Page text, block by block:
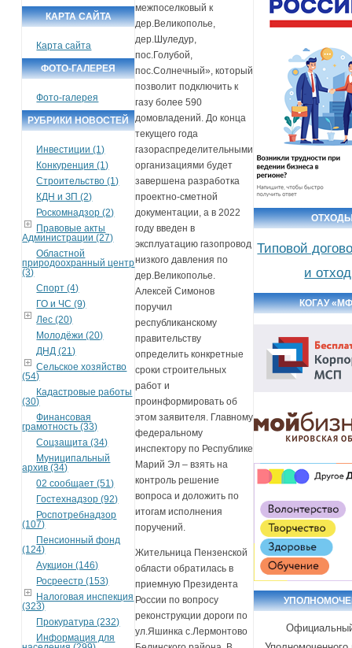
КАРТА САЙТА
Карта сайта
ФОТО-ГАЛЕРЕЯ
Фото-галерея
РУБРИКИ НОВОСТЕЙ
Инвестиции (1)
Конкуренция (1)
Строительство (1)
КДН и ЗП (2)
Роскомнадзор (2)
Правовые акты
Администрации (27)
Областной
природоохранный центр
(3)
Спорт (4)
ГО и ЧС (9)
Лес (20)
Молодёжи (20)
ДНД (21)
Сельское хозяйство
(54)
Кадастровые работы
(30)
Финансовая
грамотность (33)
Соцзащита (34)
Муниципальный
архив (34)
02 сообщает (51)
Гостехнадзор (92)
Роспотребнадзор
(107)
Пенсионный фонд
(124)
Аукцион (146)
Росреестр (153)
Налоговая инспекция
(323)
Прокуратура (232)
Информация для
межпоселковый к
дер.Великополье,
дер.Шуледур,
пос.Голубой,
пос.Солнечный», который
позволит подключить к
газу более 590
домовладений. До конца
текущего года
газораспределительными
организациями будет
завершена разработка
проектно-сметной
документации, а в 2022
году введен в
эксплуатацию газопровод
низкого давления по
дер.Великополье.
Алексей Симонов
поручил
республиканскому
правительству
определить конкретные
сроки строительных
работ и
проинформировать об
этом заявителя. Главному
федеральному
инспектору по Республике
Марий Эл – взять на
контроль решение
вопроса и доложить по
итогам исполнения
поручений.
Жительница Пензенской
области обратилась в
приемную Президента
России по вопросу
реконструкции дороги по
ул.Яшинка с.Лермонтово
Типовой
и
КОГАУ